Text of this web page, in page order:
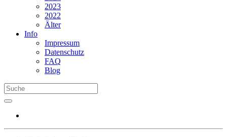
2023
2022
Älter
Info
Impressum
Datenschutz
FAQ
Blog